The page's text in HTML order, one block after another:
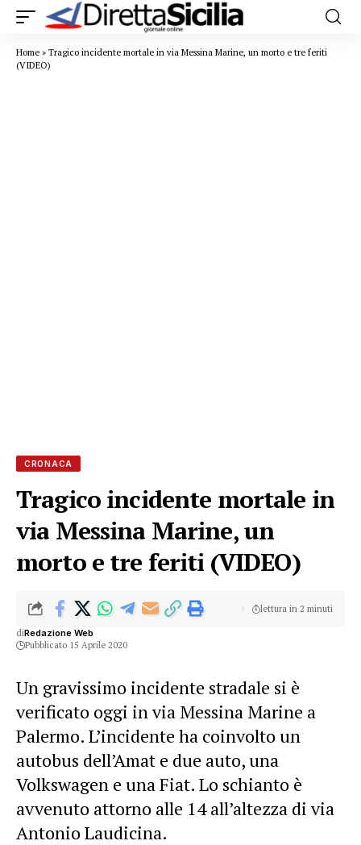
Home » Tragico incidente mortale in via Messina Marine, un morto e tre feriti
(VIDEO)
CRONACA
Tragico incidente mortale in
via Messina Marine, un
morto e tre feriti (VIDEO)
diRedazione Web
Pubblicato 15 Aprile 2020
lettura in 2 minuti
Un gravissimo incidente stradale si è
verificato oggi in via Messina Marine a
Palermo. L’incidente ha coinvolto un
autobus dell’Amat e due auto, una
Volkswagen e una Fiat. Lo schianto è
avvenuto attorno alle 14 all’altezza di via
Antonio Laudicina.